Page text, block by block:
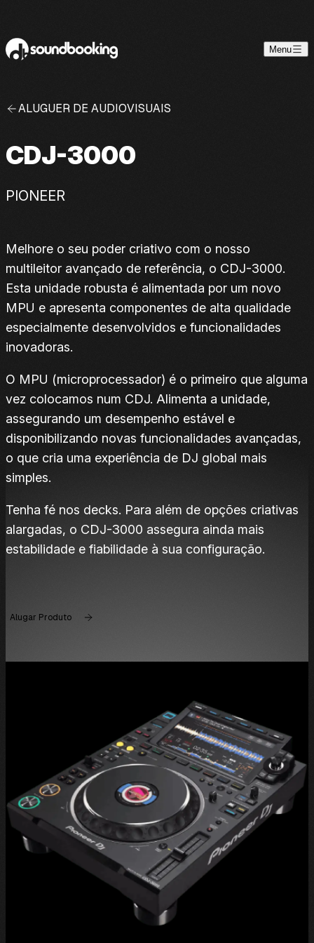
Menu
ALUGUER DE AUDIOVISUAIS
CDJ-3000
PIONEER
Melhore o seu poder criativo com o nosso
multileitor avançado de referência, o CDJ-3000.
Esta unidade robusta é alimentada por um novo
MPU e apresenta componentes de alta qualidade
especialmente desenvolvidos e funcionalidades
inovadoras.
O MPU (microprocessador) é o primeiro que alguma
vez colocamos num CDJ. Alimenta a unidade,
assegurando um desempenho estável e
disponibilizando novas funcionalidades avançadas,
o que cria uma experiência de DJ global mais
simples.
Tenha fé nos decks. Para além de opções criativas
alargadas, o CDJ-3000 assegura ainda mais
estabilidade e fiabilidade à sua configuração.
Alugar Produto